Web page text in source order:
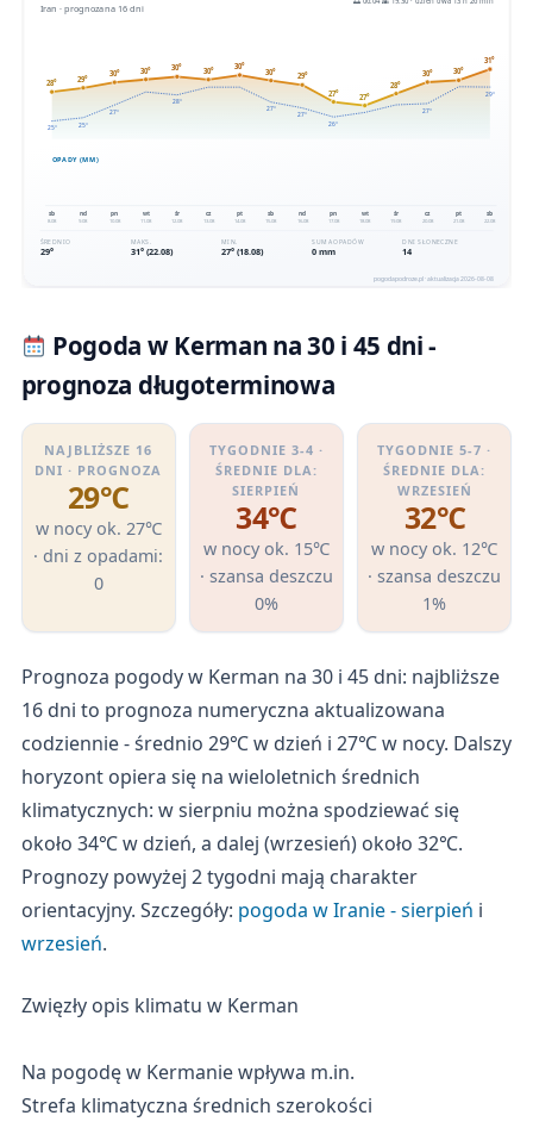
Pogoda w Kerman na 30 i 45 dni -
prognoza długoterminowa
NAJBLIŻSZE 16
DNI · PROGNOZA
29℃
w nocy ok. 27℃
· dni z opadami:
0
TYGODNIE 3-4 ·
ŚREDNIE DLA:
SIERPIEŃ
34℃
w nocy ok. 15℃
· szansa deszczu
0%
TYGODNIE 5-7 ·
ŚREDNIE DLA:
WRZESIEŃ
32℃
w nocy ok. 12℃
· szansa deszczu
1%
Prognoza pogody w Kerman na 30 i 45 dni: najbliższe
16 dni to prognoza numeryczna aktualizowana
codziennie - średnio 29℃ w dzień i 27℃ w nocy. Dalszy
horyzont opiera się na wieloletnich średnich
klimatycznych: w sierpniu można spodziewać się
około 34℃ w dzień, a dalej (wrzesień) około 32℃.
Prognozy powyżej 2 tygodni mają charakter
orientacyjny. Szczegóły: pogoda w Iranie - sierpień i
wrzesień.
Zwięzły opis klimatu w Kerman
Na pogodę w Kermanie wpływa m.in.
Strefa klimatyczna średnich szerokości